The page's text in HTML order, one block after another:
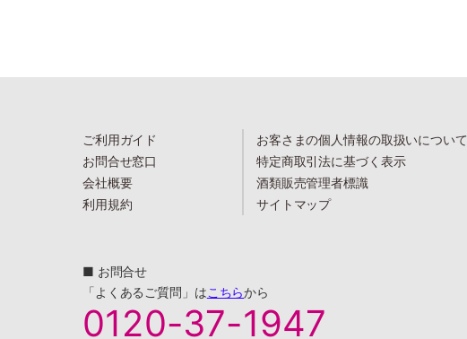
ご利用ガイド
お問合せ窓口
会社概要
利用規約
お客さまの個人情報の取扱いについて
特定商取引法に基づく表示
酒類販売管理者標識
サイトマップ
■ お問合せ
「よくあるご質問」はこちらから
0120-37-1947